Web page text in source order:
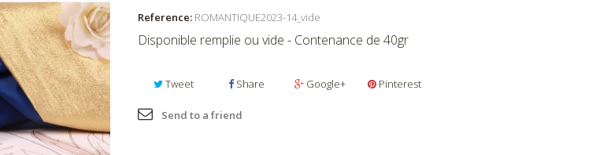
Reference: ROMANTIQUE2023-14_vide
Disponible remplie ou vide - Contenance de 40gr
Tweet Share Google+ Pinterest
Send to a friend